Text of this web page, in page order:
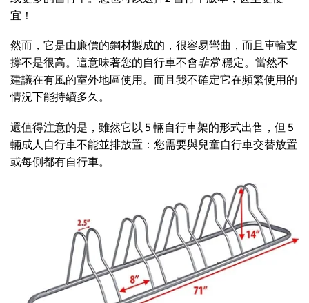
宜！
然而，它是由廉價的鋼材製成的，很容易彎曲，而且車輪支
撐不是很高。這意味著您的自行車不會非常穩定。當然不
建議在有風的室外地區使用。而且我不確定它在頻繁使用的
情況下能持續多久。
還值得注意的是，雖然它以 5 輛自行車架的形式出售，但 5
輛成人自行車不能並排放置：您需要與兒童自行車交替放置
或每側都有自行車。